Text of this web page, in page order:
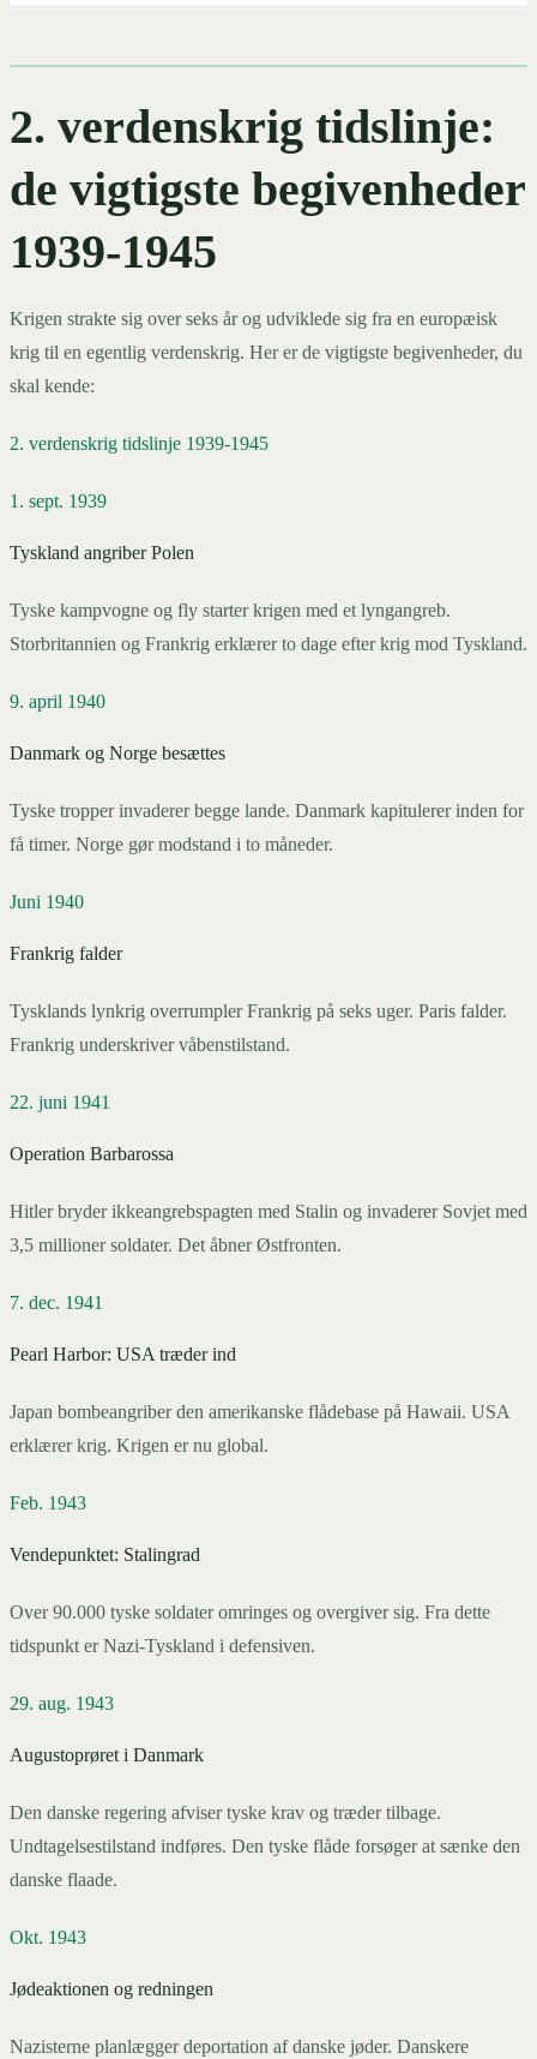
2. verdenskrig tidslinje:
de vigtigste begivenheder
1939-1945
Krigen strakte sig over seks år og udviklede sig fra en europæisk
krig til en egentlig verdenskrig. Her er de vigtigste begivenheder, du
skal kende:
2. verdenskrig tidslinje 1939-1945
1. sept. 1939
Tyskland angriber Polen
Tyske kampvogne og fly starter krigen med et lyngangreb.
Storbritannien og Frankrig erklærer to dage efter krig mod Tyskland.
9. april 1940
Danmark og Norge besættes
Tyske tropper invaderer begge lande. Danmark kapitulerer inden for
få timer. Norge gør modstand i to måneder.
Juni 1940
Frankrig falder
Tysklands lynkrig overrumpler Frankrig på seks uger. Paris falder.
Frankrig underskriver våbenstilstand.
22. juni 1941
Operation Barbarossa
Hitler bryder ikkeangrebspagten med Stalin og invaderer Sovjet med
3,5 millioner soldater. Det åbner Østfronten.
7. dec. 1941
Pearl Harbor: USA træder ind
Japan bombeangriber den amerikanske flådebase på Hawaii. USA
erklærer krig. Krigen er nu global.
Feb. 1943
Vendepunktet: Stalingrad
Over 90.000 tyske soldater omringes og overgiver sig. Fra dette
tidspunkt er Nazi-Tyskland i defensiven.
29. aug. 1943
Augustoprøret i Danmark
Den danske regering afviser tyske krav og træder tilbage.
Undtagelsestilstand indføres. Den tyske flåde forsøger at sænke den
danske flaade.
Okt. 1943
Jødeaktionen og redningen
Nazisterne planlægger deportation af danske jøder. Danskere